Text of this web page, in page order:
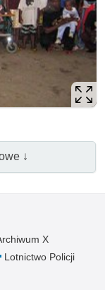
↓
X
Lotnictwo Policji